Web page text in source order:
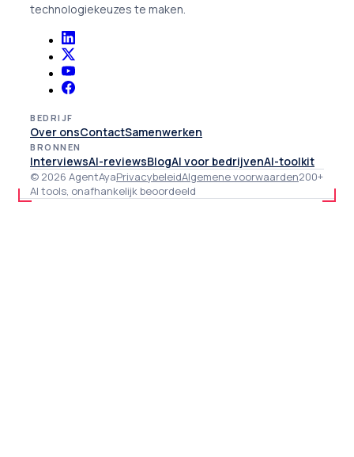
technologiekeuzes te maken.
BEDRIJF
Over onsContactSamenwerken
BRONNEN
InterviewsAI-reviewsBlogAI voor bedrijvenAI-toolkit
© 2026 AgentAyaPrivacybeleidAlgemene voorwaarden200+
AI tools, onafhankelijk beoordeeld